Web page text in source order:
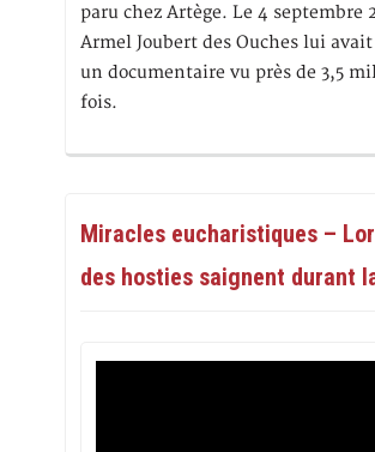
paru chez Artège. Le 4 septembre
Armel Joubert des Ouches lui avait
un documentaire vu près de 3,5
fois.
Miracles eucharistiques –
des hosties saignent durant